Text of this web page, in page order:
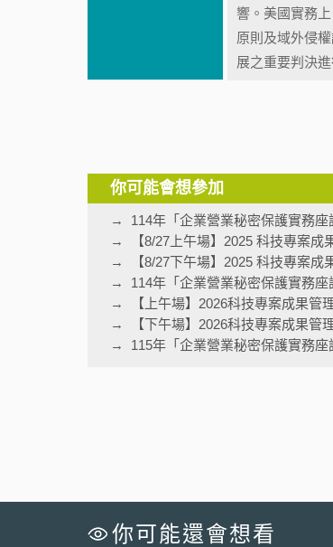
響。美國實務
原則及域外侵
展之重要判決
你可能會想參加
114年「企業營業秘密保護實務座
【8/27上午場】2025 科技專案
【8/27下午場】2025 科技專案
114年「企業營業秘密保護實務座
【上午場】2026科技專案成果管
【下午場】2026科技專案成果管
115年「企業營業秘密保護實務座
你可能還會想看